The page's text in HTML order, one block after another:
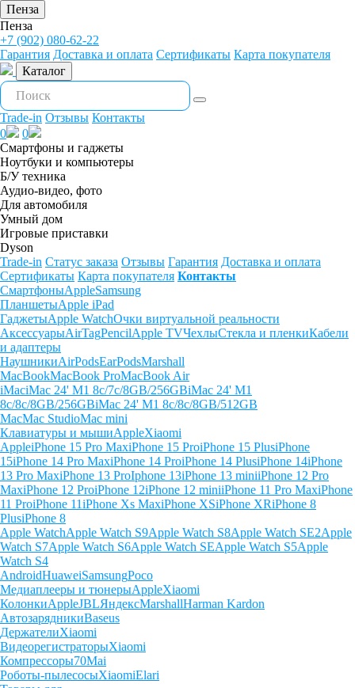
Пенза
Пенза
+7 (902) 080-62-22
Гарантия Доставка и оплата Сертификаты Карта покупателя
Каталог
Trade-in Отзывы Контакты
0
0
Смартфоны и гаджеты
Ноутбуки и компьютеры
Б/У техника
Аудио-видео, фото
Для автомобиля
Умный дом
Игровые приставки
Dyson
Trade-in Статус заказа Отзывы Гарантия Доставка и оплата
Сертификаты Карта покупателя Контакты
СмартфоныAppleSamsung
ПланшетыApple iPad
ГаджетыApple WatchОчки виртуальной реальности
АксессуарыAirTagPencilApple TVЧехлыСтекла и пленкиКабели
и адаптеры
НаушникиAirPodsEarPodsMarshall
MacBookMacBook ProMacBook Air
iMaciMac 24' M1 8c/7c/8GB/256GBiMac 24' M1
8c/8c/8GB/256GBiMac 24' M1 8c/8c/8GB/512GB
MacMac StudioMac mini
Клавиатуры и мышиAppleXiaomi
AppleiPhone 15 Pro MaxiPhone 15 ProiPhone 15 PlusiPhone
15iPhone 14 Pro MaxiPhone 14 ProiPhone 14 PlusiPhone 14iPhone
13 Pro MaxiPhone 13 ProIphone 13iPhone 13 miniiPhone 12 Pro
MaxiPhone 12 ProiPhone 12iPhone 12 miniiPhone 11 Pro MaxiPhone
11 ProiPhone 11iPhone Xs MaxiPhone XSiPhone XRiPhone 8
PlusiPhone 8
Apple WatchApple Watch S9Apple Watch S8Apple Watch SE2Apple
Watch S7Apple Watch S6Apple Watch SEApple Watch S5Apple
Watch S4
AndroidHuaweiSamsungPoco
Медиаплееры и тюнерыAppleXiaomi
КолонкиAppleJBLЯндексMarshallHarman Kardon
АвтозарядникиBaseus
ДержателиXiaomi
ВидеорегистраторыXiaomi
Компрессоры70Mai
Роботы-пылесосыXiaomiElari